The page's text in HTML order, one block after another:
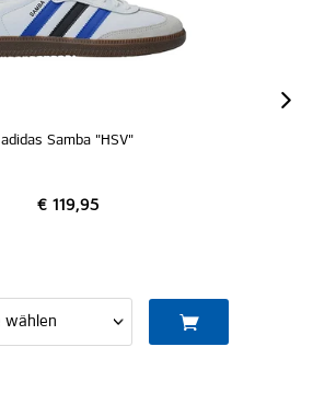
adidas Samba "HSV"
€ 119,95